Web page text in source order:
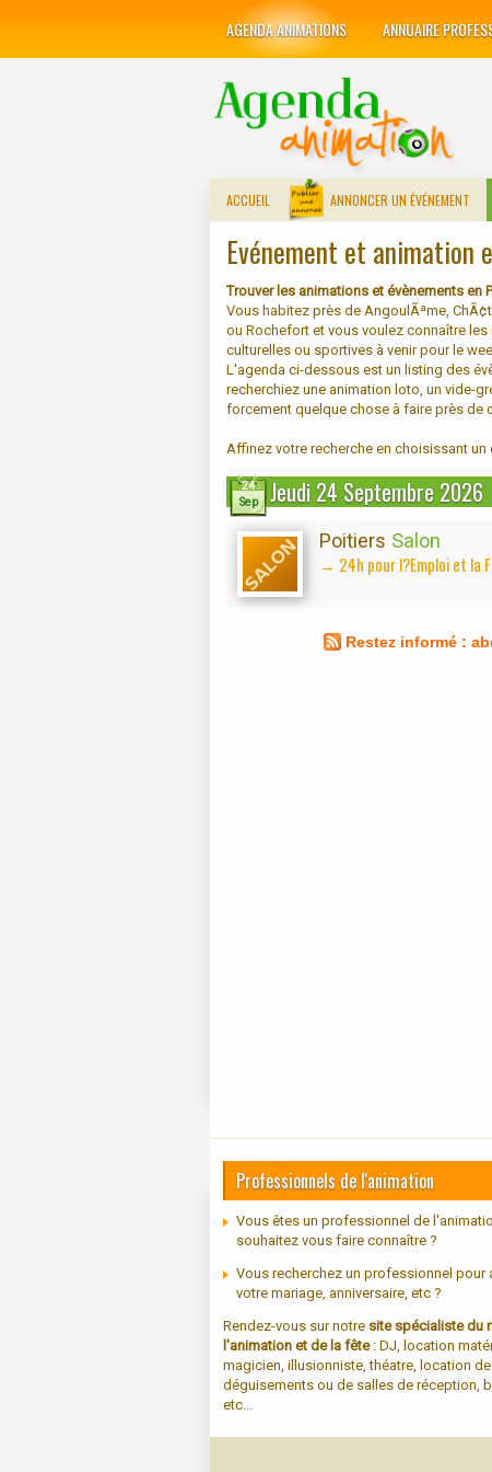
AGENDA ANIMATIONS ANNUAIRE
ACCUEIL ANNONCER UN ÉVÉNEMENT
Evénement et animation
Trouver les animations et évènements en
Vous habitez près de AngoulÃªme,
ou Rochefort et vous voulez connaître
culturelles ou sportives à venir pour le
L'agenda ci-dessous est un listing des
recherchiez une animation loto, un vide-
forcement quelque chose à faire près de
Affinez votre recherche en choisissant un
24
Sep
Jeudi 24 Septembre 2026
Poitiers Salon
→ 24h pour l?Emploi et la
Restez informé :
Professionnels de l'animation
Vous êtes un professionnel de
souhaitez vous faire connaître ?
Vous recherchez un professionnel pour
votre mariage, anniversaire, etc ?
Rendez-vous sur notre site spécialiste du
l'animation et de la fête: DJ, location
magicien, illusionniste, théatre, location de
déguisements ou de salles de réception,
etc...